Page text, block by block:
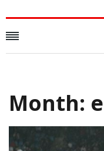
Month: